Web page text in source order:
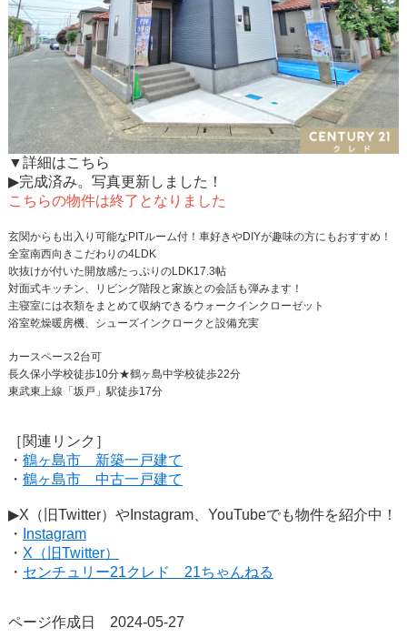
▼詳細はこちら
▶完成済み。写真更新しました！
こちらの物件は終了となりました
玄関からも出入り可能なPITルーム付！車好きやDIYが趣味の方にもおすすめ！
全室南西向きこだわりの4LDK
吹抜けが付いた開放感たっぷりのLDK17.3帖
対面式キッチン、リビング階段と家族との会話も弾みます！
主寝室には衣類をまとめて収納できるウォークインクローゼット
浴室乾燥暖房機、シューズインクロークと設備充実
カースペース2台可
長久保小学校徒歩10分★鶴ヶ島中学校徒歩22分
東武東上線「坂戸」駅徒歩17分
［関連リンク］
・ 鶴ヶ島市 新築一戸建て
・ 鶴ヶ島市 中古一戸建て
▶X（旧Twitter）やInstagram、YouTubeでも物件を紹介中！
・
Instagram
・ X（旧Twitter）
・ センチュリー21クレド 21ちゃんねる
ページ作成日 2024-05-27